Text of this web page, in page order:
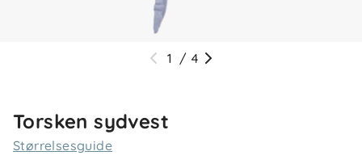
1 / 4
Torsken sydvest
Størrelsesguide